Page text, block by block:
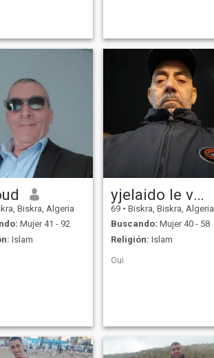
Biskra, Algeria
Mujer 41 - 92
Islam
yjelaido le vert
69 • Biskra, Biskra, Algeria
Buscando: Mujer 40 - 58
Religión: Islam
Oui